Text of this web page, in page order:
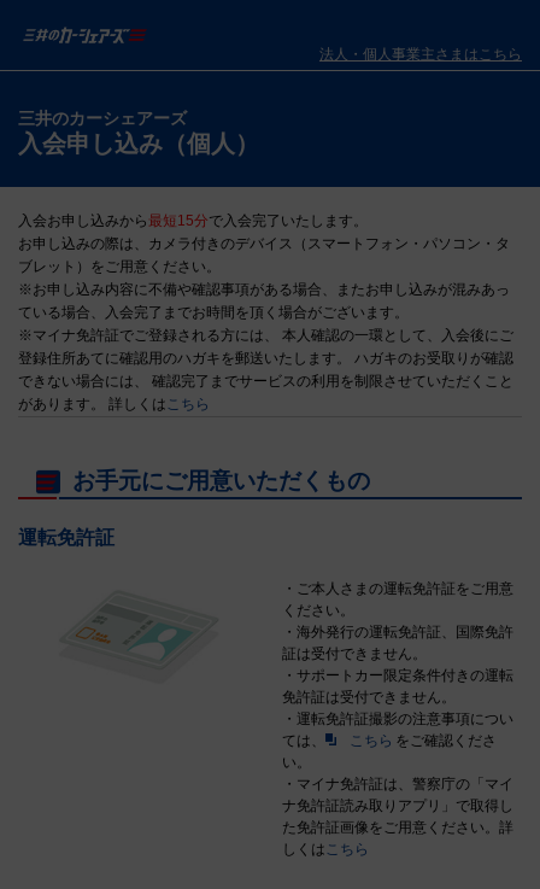
法人・個人事業主さまはこちら
三井のカーシェアーズ
入会申し込み（個人）
入会お申し込みから 最短15分で入会完了いたします。
お申し込みの際は、カメラ付きのデバイス（スマートフォン・パソコン・タ
ブレット）をご用意ください。
※お申し込み内容に不備や確認事項がある場合、またお申し込みが混みあっ
ている場合、入会完了までお時間を頂く場合がございます。
※マイナ免許証でご登録される方には、 本人確認の一環として、入会後にご
登録住所あてに確認用のハガキを郵送いたします。 ハガキのお受取りが確認
できない場合には、 確認完了までサービスの利用を制限させていただくこと
があります。 詳しくは こちら
お手元にご用意いただくもの
運転免許証
・ご本人さまの運転免許証をご用意
ください。
・海外発行の運転免許証、国際免許
証は受付できません。
・サポートカー限定条件付きの運転
免許証は受付できません。
・運転免許証撮影の注意事項につい
ては、
こちら をご確認くださ
い。
・マイナ免許証は、警察庁の「マイ
ナ免許証読み取りアプリ」で取得し
た免許証画像をご用意ください。詳
しくは こちら